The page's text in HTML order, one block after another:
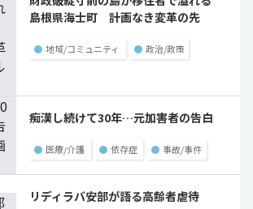
島根県海士町 計画なき変革の先
● 地域/コミュニティ ● 政治/政策
痴漢し続けて30年…元加害者の告白
● 医療/介護 ● 依存症 ● 事故/事件
リディラバ安部が語る高齢者虐待